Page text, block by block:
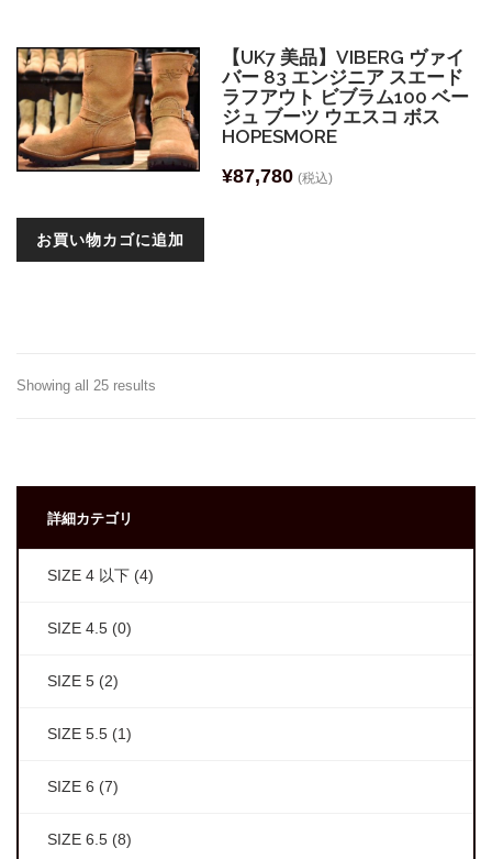
【UK7 美品】VIBERG ヴァイ
バー 83 エンジニア スエード
ラフアウト ビブラム100 ベー
ジュ ブーツ ウエスコ ボス
HOPESMORE
¥87,780 (税込)
お買い物カゴに追加
Showing all 25 results
詳細カテゴリ
SIZE 4 以下 (4)
SIZE 4.5 (0)
SIZE 5 (2)
SIZE 5.5 (1)
SIZE 6 (7)
SIZE 6.5 (8)